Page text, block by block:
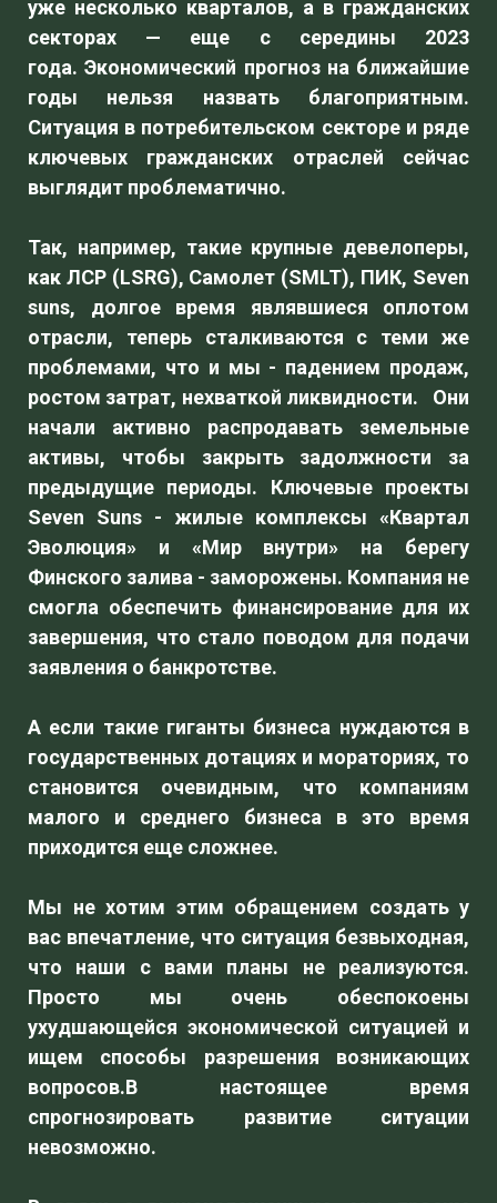
уже несколько кварталов, а в гражданских
секторах — еще с середины 2023
года. Экономический прогноз на ближайшие
годы нельзя назвать благоприятным.
Ситуация в потребительском секторе и ряде
ключевых гражданских отраслей сейчас
выглядит проблематично.
Так, например, такие крупные девелоперы,
как ЛСР (LSRG), Самолет (SMLT), ПИК, Seven
suns, долгое время являвшиеся оплотом
отрасли, теперь сталкиваются с теми же
проблемами, что и мы - падением продаж,
ростом затрат, нехваткой ликвидности. Они
начали активно распродавать земельные
активы, чтобы закрыть задолжности за
предыдущие периоды. Ключевые проекты
Seven Suns - жилые комплексы «Квартал
Эволюция» и «Мир внутри» на берегу
Финского залива - заморожены. Компания не
смогла обеспечить финансирование для их
завершения, что стало поводом для подачи
заявления о банкротстве.
А если такие гиганты бизнеса нуждаются в
государственных дотациях и мораториях, то
становится очевидным, что компаниям
малого и среднего бизнеса в это время
приходится еще сложнее.
Мы не хотим этим обращением создать у
вас впечатление, что ситуация безвыходная,
что наши с вами планы не реализуются.
Просто мы очень обеспокоены
ухудшающейся экономической ситуацией и
ищем способы разрешения возникающих
вопросов.В настоящее время
спрогнозировать развитие ситуации
невозможно.